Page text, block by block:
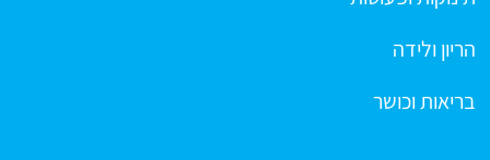
הריון ולידה
בריאות וכושר